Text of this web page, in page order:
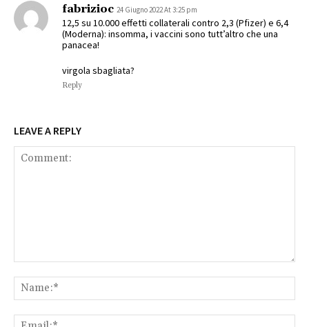
fabrizioc 24 Giugno 2022 At 3:25 pm
12,5 su 10.000 effetti collaterali contro 2,3 (Pfizer) e 6,4
(Moderna): insomma, i vaccini sono tutt’altro che una
panacea!
virgola sbagliata?
Reply
LEAVE A REPLY